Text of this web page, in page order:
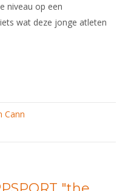
niveau op een
wat deze jonge atleten
Cann